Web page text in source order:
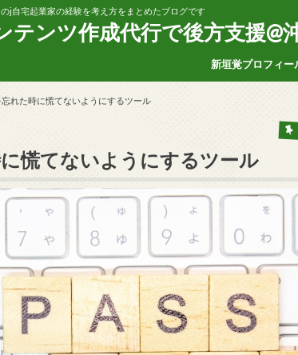
j自宅起業家の経験を考え方をまとめたブログです
ンツ作成代行で後方支援@
新垣覚プロフィー
れた時に慌てないようにするツール
慌てないようにするツール